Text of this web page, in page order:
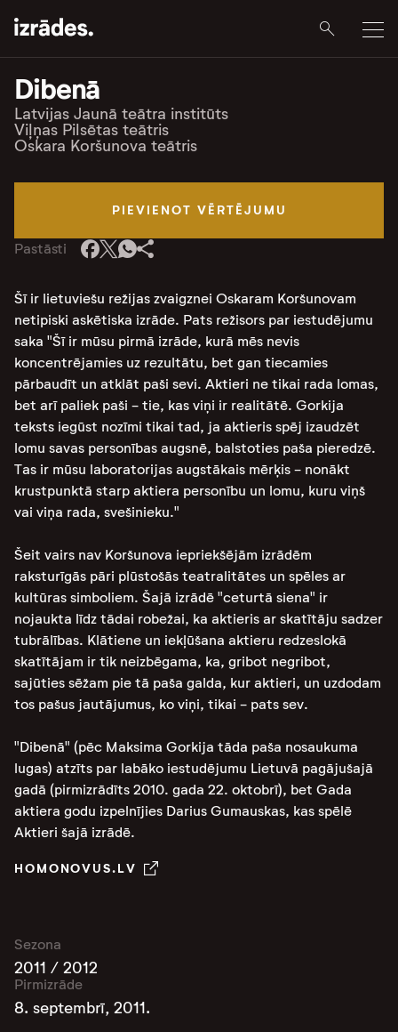
Dibenā
Latvijas Jaunā teātra institūts
Viļņas Pilsētas teātris
Oskara Koršunova teātris
PIEVIENOT VĒRTĒJUMU
Pastāsti
Šī ir lietuviešu režijas zvaigznei Oskaram Koršunovam
netipiski askētiska izrāde. Pats režisors par iestudējumu
saka "Šī ir mūsu pirmā izrāde, kurā mēs nevis
koncentrējamies uz rezultātu, bet gan tiecamies
pārbaudīt un atklāt paši sevi. Aktieri ne tikai rada lomas,
bet arī paliek paši - tie, kas viņi ir realitātē. Gorkija
teksts iegūst nozīmi tikai tad, ja aktieris spēj izaudzēt
lomu savas personības augsnē, balstoties paša pieredzē.
Tas ir mūsu laboratorijas augstākais mērķis - nonākt
krustpunktā starp aktiera personību un lomu, kuru viņš
vai viņa rada, svešinieku."
Šeit vairs nav Koršunova iepriekšējām izrādēm
raksturīgās pāri plūstošās teatralitātes un spēles ar
kultūras simboliem. Šajā izrādē "ceturtā siena" ir
nojaukta līdz tādai robežai, ka aktieris ar skatītāju sadzer
tubrālības. Klātiene un iekļūšana aktieru redzeslokā
skatītājam ir tik neizbēgama, ka, gribot negribot,
sajūties sēžam pie tā paša galda, kur aktieri, un uzdodam
tos pašus jautājumus, ko viņi, tikai - pats sev.
"Dibenā" (pēc Maksima Gorkija tāda paša nosaukuma
lugas) atzīts par labāko iestudējumu Lietuvā pagājušajā
gadā (pirmizrādīts 2010. gada 22. oktobrī), bet Gada
aktiera godu izpelnījies Darius Gumauskas, kas spēlē
Aktieri šajā izrādē.
HOMONOVUS.LV
Sezona
2011 / 2012
Pirmizrāde
8. septembrī, 2011.